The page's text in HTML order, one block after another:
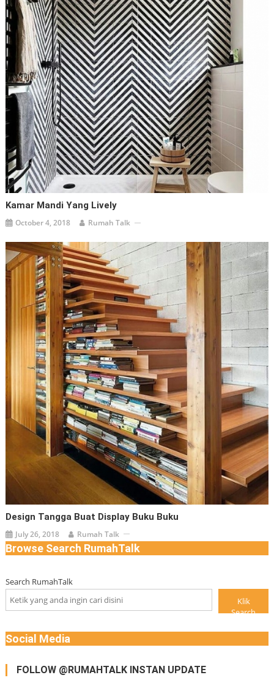
Kamar Mandi Yang Lively
October 4, 2018 Rumah Talk
Design Tangga Buat Display Buku Buku
July 26, 2018 Rumah Talk
Browse Search RumahTalk
Search RumahTalk
Klik
Search
Social Media
FOLLOW @RUMAHTALK INSTAN UPDATE